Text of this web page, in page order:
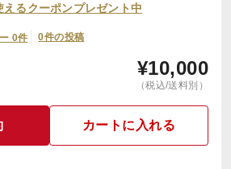
えるクーポンプレゼント中
0件 0件の投稿
¥10,000
（税込/送料別）
カートに入れる